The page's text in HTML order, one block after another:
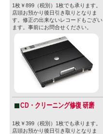
1枚￥899（税別）1枚でも承ります。
店頭お預かり後日引き取りとなりま
す。修正の出来ないレコードもござい
ます。事前にお問合せください。
CD・クリーニング修復 研磨
1枚￥399（税別）1枚でも承ります。
店頭お預かり後日引き取りとなりま